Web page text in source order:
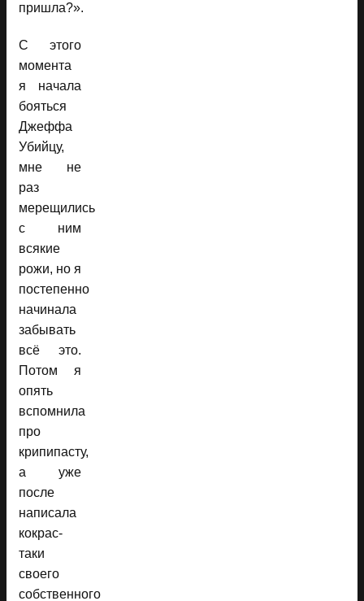
пришла?».
С этого
момента
я начала
бояться
Джеффа
Убийцу,
мне не
раз
мерещились
с ним
всякие
рожи, но я
постепенно
начинала
забывать
всё это.
Потом я
опять
вспомнила
про
крипипасту,
а уже
после
написала
кокрас-
таки
своего
собственного